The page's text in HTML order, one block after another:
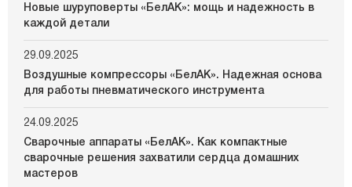
Новые шуруповерты «БелАК»: мощь и надежность в
каждой детали
29.09.2025
Воздушные компрессоры «БелАК». Надежная основа
для работы пневматического инструмента
24.09.2025
Сварочные аппараты «БелАК». Как компактные
сварочные решения захватили сердца домашних
мастеров